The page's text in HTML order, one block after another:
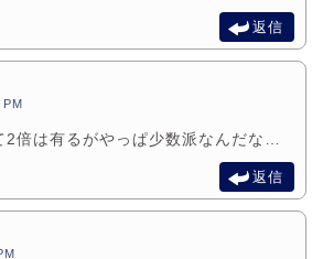
返信
2倍は有るがやっぱ少数派なんだな…
返信